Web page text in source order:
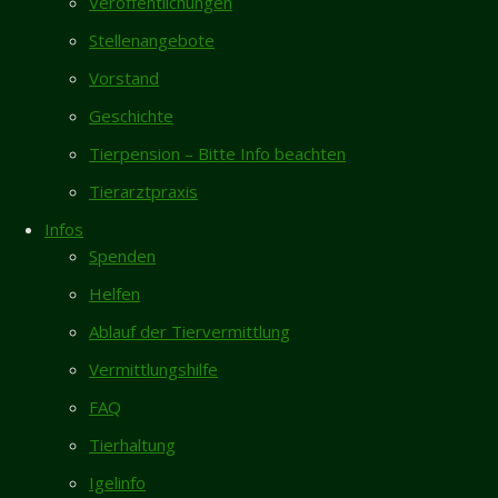
Stellenangebote
Vorstand
Geschichte
Tierpension – Bitte Info beachten
Tierarztpraxis
Infos
Spenden
Helfen
Ablauf der Tiervermittlung
Vermittlungshilfe
FAQ
Tierhaltung
Igelinfo
Ganz herzlich
uns – auch im
Lindenapotheke
in Groß-
bedanken für
Höhe von
650 Euro.
gesammelt
Neueste Beiträge
Vermisst- Nymphensittich aus Garmissen
Zugelaufen 6.8. – Weiblicher Pinscher vom
Galgenberg/Hildesheim
Rita sucht dringend Endstelle für ihren
restlichen Lebensabend
Pause, einer "neuen" Bullimaus...